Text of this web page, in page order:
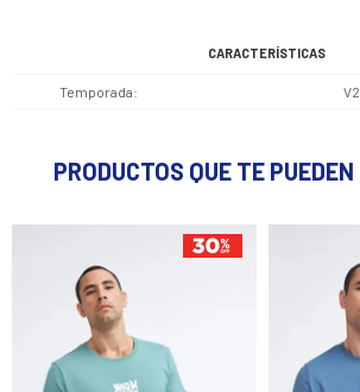
CARACTERÍSTICAS
Temporada
PRODUCTOS QUE TE